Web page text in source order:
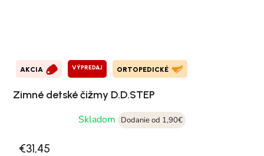
AKCIA VÝPREDAJ ORTOPEDICKÉ
Zimné detské čižmy D.D.STEP
Skladom
Dodanie od 1,90€
€31,45